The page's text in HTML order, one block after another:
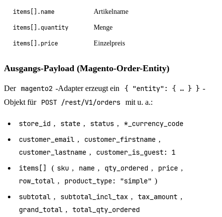
items[].name Artikelname
items[].quantity Menge
items[].price Einzelpreis
Ausgangs-Payload (Magento-Order-Entity)
Der magento2 -Adapter erzeugt ein { "entity": { … } } -
Objekt für POST /rest/V1/orders mit u. a.:
store_id , state , status ,
*_currency_code
customer_email , customer_firstname ,
customer_lastname ,
customer_is_guest: 1
items[]
( sku , name , qty_ordered , price ,
row_total , product_type: "simple" )
subtotal , subtotal_incl_tax , tax_amount ,
grand_total ,
total_qty_ordered